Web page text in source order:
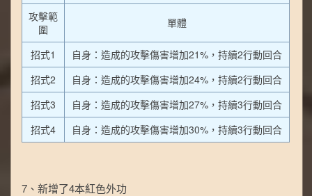
攻擊範
圍
單體
招式1
自身：造成的攻擊傷害增加21%，持續2行動回合
招式2
自身：造成的攻擊傷害增加24%，持續2行動回合
招式3
自身：造成的攻擊傷害增加27%，持續3行動回合
招式4
自身：造成的攻擊傷害增加30%，持續3行動回合
7、新增了4本紅色外功